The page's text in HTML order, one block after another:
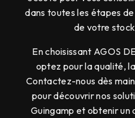
dans toutes les étapes
de votre
En choisissant AGOS
optez pour la qualité,
Contactez-nous dès
pour découvrir nos
Guingamp et obtenir un